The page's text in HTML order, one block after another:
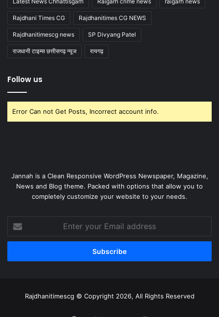
Rajdhani Times CG Rajdhanitimes CG NEWS
Rajdhanitimescg news SP Divyang Patel
राजधानी टाइम्स छत्तीसगढ़ न्यूज रायगढ़
Follow us
Error Can not Get Posts, Incorrect account info.
Jannah is a Clean Responsive WordPress Newspaper, Magazine,
News and Blog theme. Packed with options that allow you to
completely customize your website to your needs.
your
Email
Rajdhanitimescg © Copyright 2026, All Rights Reserved